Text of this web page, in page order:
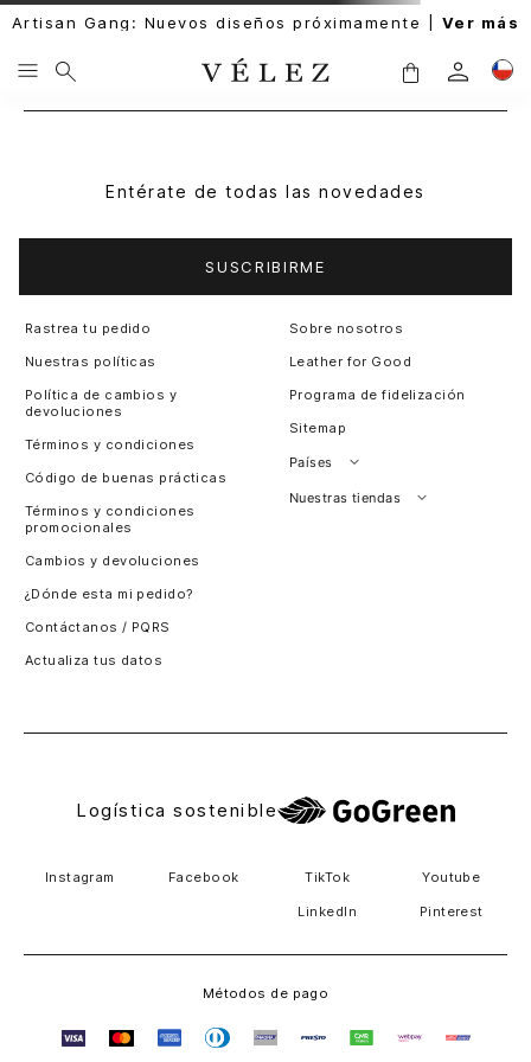
Artisan Gang: Nuevos diseños próximamente | Ver más
Entérate de todas las novedades
SUSCRIBIRME
Rastrea tu pedido
Nuestras políticas
Política de cambios y
devoluciones
Términos y condiciones
Código de buenas prácticas
Términos y condiciones
promocionales
Cambios y devoluciones
¿Dónde esta mi pedido?
Contáctanos / PQRS
Actualiza tus datos
Sobre nosotros
Leather for Good
Programa de fidelización
Sitemap
Países
Perú
Nuestras tiendas
Logística sostenible
Instagram Facebook TikTok Youtube
LinkedIn Pinterest
Métodos de pago